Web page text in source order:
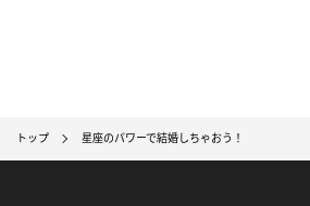
トップ 星座のパワーで結婚しちゃおう！